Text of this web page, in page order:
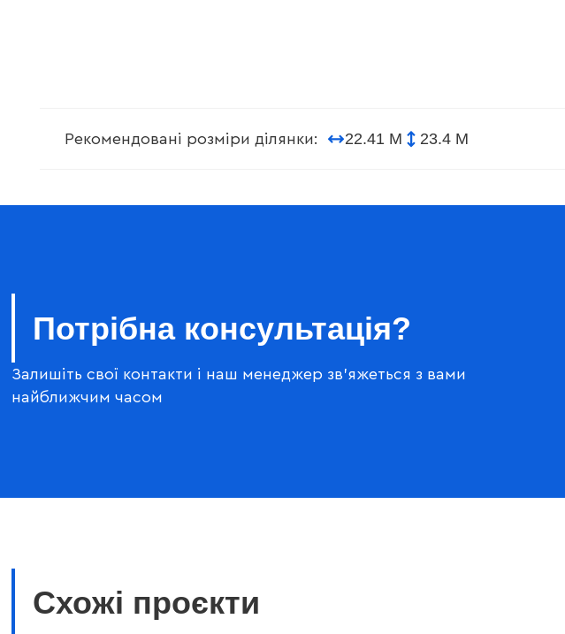
Рекомендовані розміри ділянки: 22.41 М 23.4 М
Потрібна консультація?
Залишіть свої контакти і наш менеджер зв'яжеться з вами
найближчим часом
Схожі проєкти